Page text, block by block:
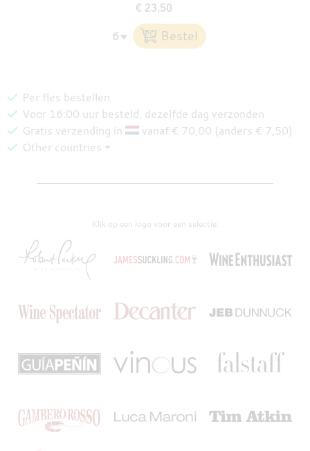
€ 23,50
Per fles bestellen
Voor 16:00 uur besteld, dezelfde dag verzonden
Gratis verzending in
vanaf € 70,00 (anders € 7,50)
Other countries ⏷
Klik op een logo voor een selectie: